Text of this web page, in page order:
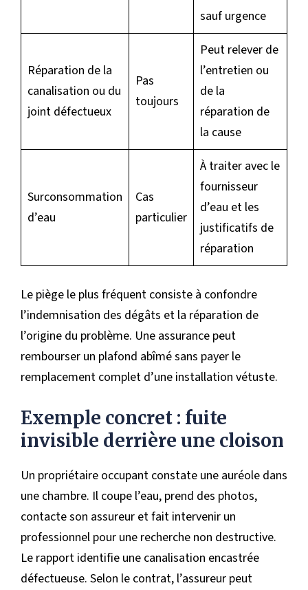
sauf urgence
Réparation de la
canalisation ou du
joint défectueux
Pas
toujours
Peut relever de
l’entretien ou
de la
réparation de
la cause
Surconsommation
d’eau
Cas
particulier
À traiter avec le
fournisseur
d’eau et les
justificatifs de
réparation
Le piège le plus fréquent consiste à confondre
l’indemnisation des dégâts et la réparation de
l’origine du problème. Une assurance peut
rembourser un plafond abîmé sans payer le
remplacement complet d’une installation vétuste.
Exemple concret : fuite
invisible derrière une cloison
Un propriétaire occupant constate une auréole dans
une chambre. Il coupe l’eau, prend des photos,
contacte son assureur et fait intervenir un
professionnel pour une recherche non destructive.
Le rapport identifie une canalisation encastrée
défectueuse. Selon le contrat, l’assureur peut